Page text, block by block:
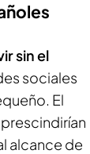
sin el
sociales
El
alcance de